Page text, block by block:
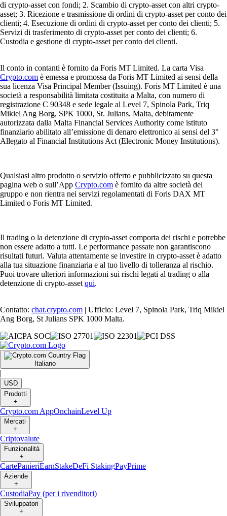
di crypto-asset con fondi; 2. Scambio di crypto-asset con altri crypto-
asset; 3. Ricezione e trasmissione di ordini di crypto-asset per conto dei
clienti; 4. Esecuzione di ordini di crypto-asset per conto dei clienti; 5.
Servizi di trasferimento di crypto-asset per conto dei clienti; 6.
Custodia e gestione di crypto-asset per conto dei clienti.
Il conto in contanti è fornito da Foris MT Limited. La carta Visa
Crypto.com è emessa e promossa da Foris MT Limited ai sensi della
sua licenza Visa Principal Member (Issuing). Foris MT Limited è una
società a responsabilità limitata costituita a Malta, con numero di
registrazione C 90348 e sede legale al Level 7, Spinola Park, Triq
Mikiel Ang Borg, SPK 1000, St. Julians, Malta, debitamente
autorizzata dalla Malta Financial Services Authority come istituto
finanziario abilitato all’emissione di denaro elettronico ai sensi del 3°
Allegato al Financial Institutions Act (Electronic Money Institutions).
Qualsiasi altro prodotto o servizio offerto e pubblicizzato su questa
pagina web o sull’App Crypto.com è fornito da altre società del
gruppo e non rientra nei servizi regolamentati di Foris DAX MT
Limited o Foris MT Limited.
Il trading o la detenzione di crypto-asset comporta dei rischi e potrebbe
non essere adatto a tutti. Le performance passate non garantiscono
risultati futuri. Valuta attentamente se investire in crypto-asset è adatto
alla tua situazione finanziaria e al tuo livello di tolleranza al rischio.
Puoi trovare ulteriori informazioni sui rischi legati al trading o alla
detenzione di crypto-asset qui.
Contatto: chat.crypto.com | Ufficio: Level 7, Spinola Park, Triq Mikiel
Ang Borg, St Julians SPK 1000 Malta.
Italiano
|
USD
Prodotti
+
Crypto.com AppOnchainLevel Up
Mercati
+
Criptovalute
Funzionalità
+
CartePanieriEarnStakeDeFi StakingPayPrime
Aziende
+
CustodiaPay (per i rivenditori)
Sviluppatori
+